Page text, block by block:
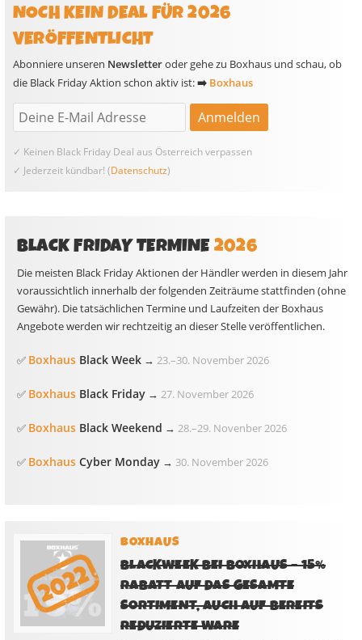
NOCH KEIN DEAL FÜR 2026
VERÖFFENTLICHT
Abonniere unseren Newsletteroder gehe zu Boxhaus und schau, ob
die Black Friday Aktion schon aktiv ist:➡️ Boxhaus
✓ Keinen Black Friday Deal aus Österreich verpassen
✓ Jederzeit kündbar! (Datenschutz)
BLACK FRIDAY TERMINE2026
Die meisten Black Friday Aktionen der Händler werden in diesem Jahr
voraussichtlich innerhalb der folgenden Zeiträume stattfinden (ohne
Gewähr). Die tatsächlichen Termine und Laufzeiten der Boxhaus
Angebote werden wir rechtzeitig an dieser Stelle veröffentlichen.
✅ Boxhaus Black Week → 23.–30. November 2026
✅ Boxhaus Black Friday → 27. November 2026
✅ Boxhaus Black Weekend → 28.–29. Novenber 2026
✅ Boxhaus Cyber Monday → 30. November 2026
BOXHAUS
BLACKWEEK BEI BOXHAUS – 15%
RABATT AUF DAS GESAMTE
SORTIMENT, AUCH AUF BEREITS
REDUZIERTE WARE